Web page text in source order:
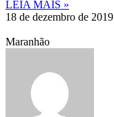
LEIA MAIS »
18 de dezembro de 2019
Maranhão